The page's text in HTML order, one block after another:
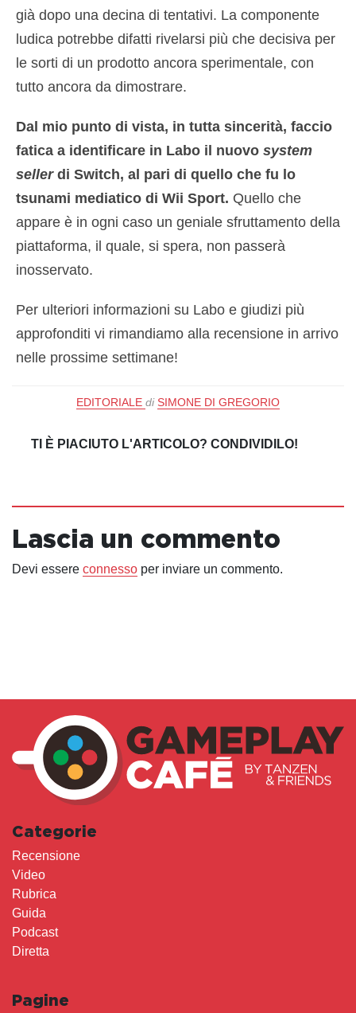
già dopo una decina di tentativi. La componente
ludica potrebbe difatti rivelarsi più che decisiva per
le sorti di un prodotto ancora sperimentale, con
tutto ancora da dimostrare.
Dal mio punto di vista, in tutta sincerità, faccio
fatica a identificare in Labo il nuovo system
seller di Switch, al pari di quello che fu lo
tsunami mediatico di Wii Sport. Quello che
appare è in ogni caso un geniale sfruttamento della
piattaforma, il quale, si spera, non passerà
inosservato.
Per ulteriori informazioni su Labo e giudizi più
approfonditi vi rimandiamo alla recensione in arrivo
nelle prossime settimane!
EDITORIALE di SIMONE DI GREGORIO
TI È PIACIUTO L'ARTICOLO? CONDIVIDILO!
Lascia un commento
Devi essere connesso per inviare un commento.
Categorie
Recensione
Video
Rubrica
Guida
Podcast
Diretta
Pagine